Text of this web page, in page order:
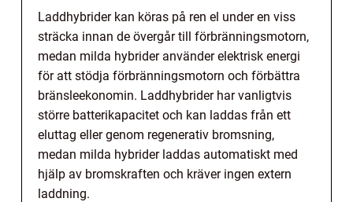
Laddhybrider kan köras på ren el under en viss
sträcka innan de övergår till förbränningsmotorn,
medan milda hybrider använder elektrisk energi
för att stödja förbränningsmotorn och förbättra
bränsleekonomin. Laddhybrider har vanligtvis
större batterikapacitet och kan laddas från ett
eluttag eller genom regenerativ bromsning,
medan milda hybrider laddas automatiskt med
hjälp av bromskraften och kräver ingen extern
laddning.